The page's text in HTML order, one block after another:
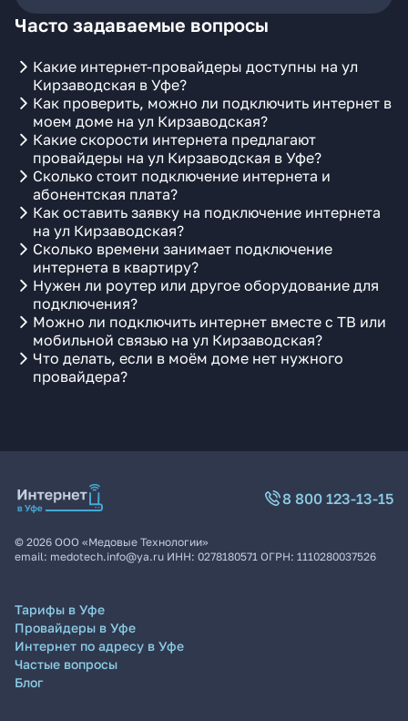
Часто задаваемые вопросы
Какие интернет-провайдеры доступны на ул
Кирзаводская в Уфе?
Как проверить, можно ли подключить интернет в
моем доме на ул Кирзаводская?
Какие скорости интернета предлагают
провайдеры на ул Кирзаводская в Уфе?
Сколько стоит подключение интернета и
абонентская плата?
Как оставить заявку на подключение интернета
на ул Кирзаводская?
Сколько времени занимает подключение
интернета в квартиру?
Нужен ли роутер или другое оборудование для
подключения?
Можно ли подключить интернет вместе с ТВ или
мобильной связью на ул Кирзаводская?
Что делать, если в моём доме нет нужного
провайдера?
8 800 123-13-15
© 2026 ООО «Медовые Технологии»
email: medotech.info@ya.ru ИНН: 0278180571 ОГРН: 1110280037526
Тарифы в Уфе
Провайдеры в Уфе
Интернет по адресу в Уфе
Частые вопросы
Блог